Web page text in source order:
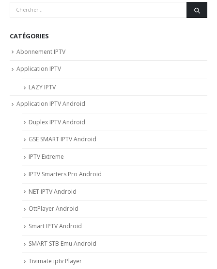
CATÉGORIES
Abonnement IPTV
Application IPTV
LAZY IPTV
Application IPTV Android
Duplex IPTV Android
GSE SMART IPTV Android
IPTV Extreme
IPTV Smarters Pro Android
NET IPTV Android
OttPlayer Android
Smart IPTV Android
SMART STB Emu Android
Tivimate iptv Player